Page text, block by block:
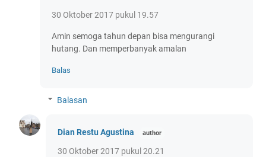
30 Oktober 2017 pukul 19.57
Amin semoga tahun depan bisa mengurangi
hutang. Dan memperbanyak amalan
Balas
Balasan
Dian Restu Agustina
30 Oktober 2017 pukul 20.21